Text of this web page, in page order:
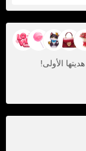
الأولى!